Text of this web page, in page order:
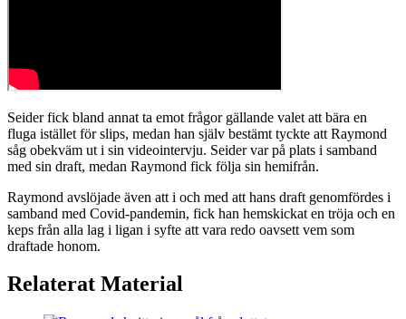
Seider fick bland annat ta emot frågor gällande valet att bära en
fluga istället för slips, medan han själv bestämt tyckte att Raymond
såg obekväm ut i sin videointervju. Seider var på plats i samband
med sin draft, medan Raymond fick följa sin hemifrån.
Raymond avslöjade även att i och med att hans draft genomfördes i
samband med Covid-pandemin, fick han hemskickat en tröja och en
keps från alla lag i ligan i syfte att vara redo oavsett vem som
draftade honom.
Relaterat Material